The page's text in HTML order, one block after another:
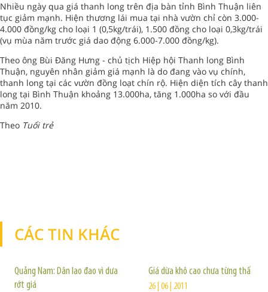
Nhiều ngày qua giá thanh long trên địa bàn tỉnh Bình Thuận liên
tục giảm mạnh. Hiện thương lái mua tại nhà vườn chỉ còn 3.000-
4.000 đồng/kg cho loại 1 (0,5kg/trái), 1.500 đồng cho loại 0,3kg/trái
(vụ mùa năm trước giá dao động 6.000-7.000 đồng/kg).
Theo ông Bùi Đăng Hưng - chủ tịch Hiệp hội Thanh long Bình
Thuận, nguyên nhân giảm giá mạnh là do đang vào vụ chính,
thanh long tại các vườn đồng loạt chín rộ. Hiện diện tích cây thanh
long tại Bình Thuận khoảng 13.000ha, tăng 1.000ha so với đầu
năm 2010.
Theo Tuổi trẻ
CÁC TIN KHÁC
Quảng Nam: Dân lao đao vì dưa
rớt giá
Giá dừa khô cao chưa từng thấ
26 | 06 | 2011